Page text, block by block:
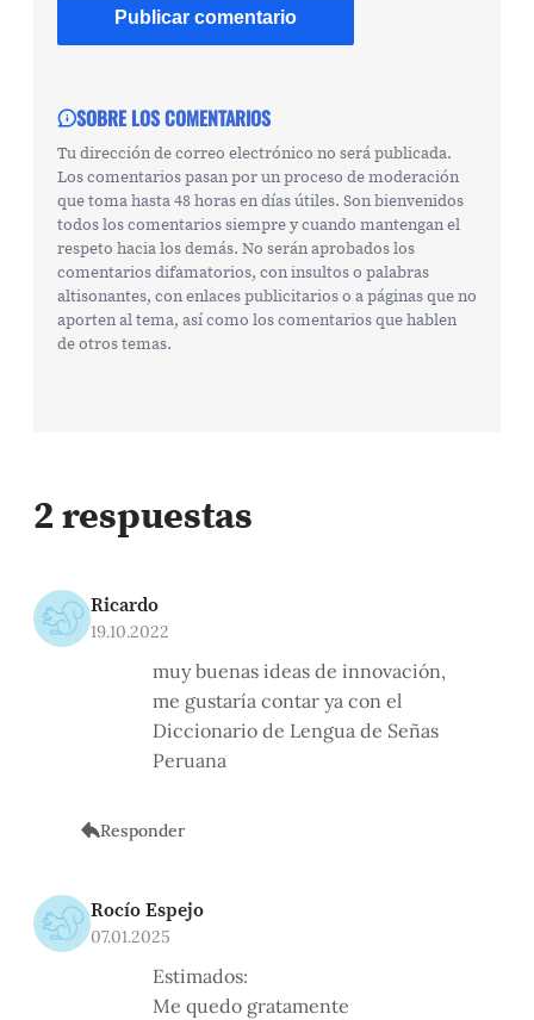
SOBRE LOS COMENTARIOS
Tu dirección de correo electrónico no será publicada.
Los comentarios pasan por un proceso de moderación
que toma hasta 48 horas en días útiles. Son bienvenidos
todos los comentarios siempre y cuando mantengan el
respeto hacia los demás. No serán aprobados los
comentarios difamatorios, con insultos o palabras
altisonantes, con enlaces publicitarios o a páginas que no
aporten al tema, así como los comentarios que hablen
de otros temas.
2 respuestas
Ricardo
19.10.2022
muy buenas ideas de innovación,
me gustaría contar ya con el
Diccionario de Lengua de Señas
Peruana
Responder
Rocío Espejo
07.01.2025
Estimados:
Me quedo gratamente